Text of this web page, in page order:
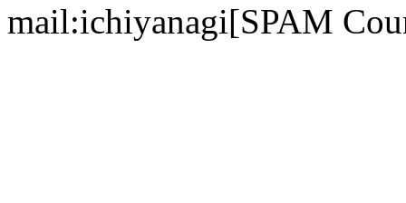
mail:ichiyanagi[SPAM